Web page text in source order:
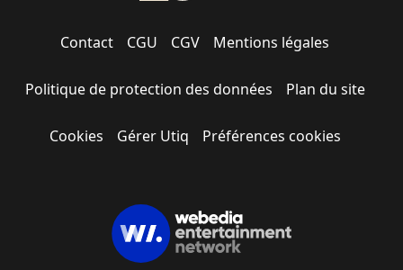
Contact CGU CGV Mentions légales
Politique de protection des données Plan du site
Cookies Gérer Utiq Préférences cookies